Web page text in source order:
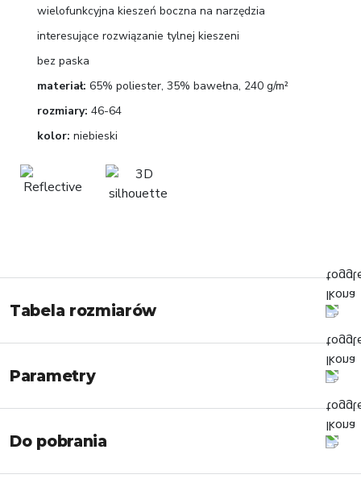
wielofunkcyjna kieszeń boczna na narzędzia
interesujące rozwiązanie tylnej kieszeni
bez paska
materiał: 65% poliester, 35% bawełna, 240 g/m²
rozmiary: 46-64
kolor: niebieski
Tabela rozmiarów
Parametry
Do pobrania